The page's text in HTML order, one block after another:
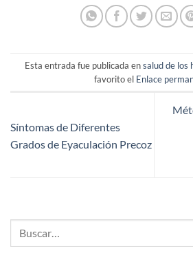
Esta entrada fue publicada ensalud de los
favorito el Enlace
Síntomas de Diferentes
Grados de Eyaculación Precoz